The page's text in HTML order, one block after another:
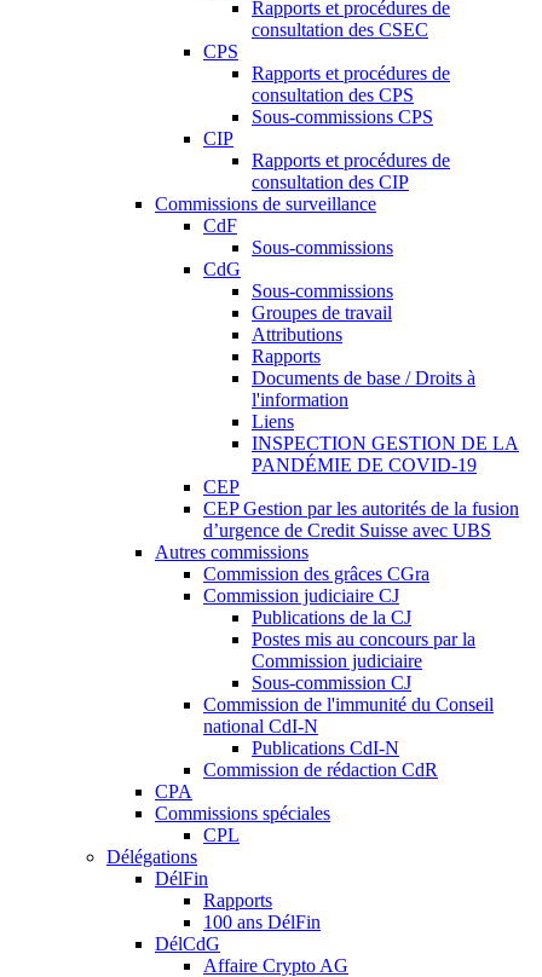
Rapports et procédures de
consultation des CSEC
CPS
Rapports et procédures de
consultation des CPS
Sous-commissions CPS
CIP
Rapports et procédures de
consultation des CIP
Commissions de surveillance
CdF
Sous-commissions
CdG
Sous-commissions
Groupes de travail
Attributions
Rapports
Documents de base / Droits à
l'information
Liens
INSPECTION GESTION DE LA
PANDÉMIE DE COVID-19
CEP
CEP Gestion par les autorités de la fusion
d’urgence de Credit Suisse avec UBS
Autres commissions
Commission des grâces CGra
Commission judiciaire CJ
Publications de la CJ
Postes mis au concours par la
Commission judiciaire
Sous-commission CJ
Commission de l'immunité du Conseil
national CdI-N
Publications CdI-N
Commission de rédaction CdR
CPA
Commissions spéciales
CPL
Délégations
DélFin
Rapports
100 ans DélFin
DélCdG
Affaire Crypto AG